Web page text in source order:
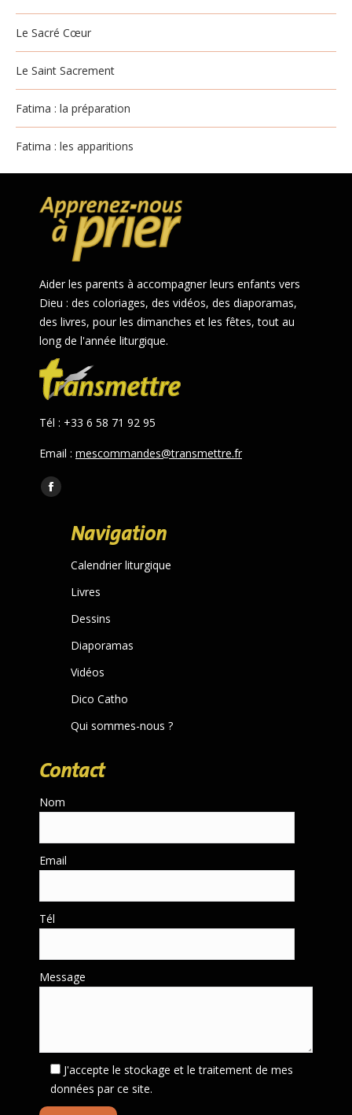
Le Sacré Cœur
Le Saint Sacrement
Fatima : la préparation
Fatima : les apparitions
Aider les parents à accompagner leurs enfants vers
Dieu : des coloriages, des vidéos, des diaporamas,
des livres, pour les dimanches et les fêtes, tout au
long de l'année liturgique.
Tél : +33 6 58 71 92 95
Email : mescommandes@transmettre.fr
Trouvez nous sur :
Facebook
opens
window
Navigation
Calendrier liturgique
Livres
Dessins
Diaporamas
Vidéos
Dico Catho
Qui sommes-nous ?
Contact
Nom
Email
Tél
Message
J'accepte le stockage et le traitement de mes
données par ce site.